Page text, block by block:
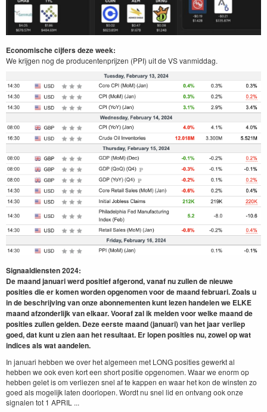
Economische cijfers deze week:
We krijgen nog de producentenprijzen (PPI) uit de VS vanmiddag.
Signaaldiensten 2024:
De maand januari werd positief afgerond, vanaf nu zullen de nieuwe
posities die er komen worden opgenomen voor de maand februari. Zoals u
in de beschrijving van onze abonnementen kunt lezen handelen we ELKE
maand afzonderlijk van elkaar. Vooraf zal ik melden voor welke maand de
posities zullen gelden. Deze eerste maand (januari) van het jaar verliep
goed, dat kunt u zien aan het resultaat. Er lopen posities nu, zowel op wat
indices als wat aandelen.
In januari hebben we over het algemeen met LONG posities gewerkt al
hebben we ook even kort een short positie opgenomen. Waar we enorm op
hebben gelet is om verliezen snel af te kappen en waar het kon de winsten zo
goed als mogelijk laten doorlopen. Wordt nu snel lid en ontvang ook onze
signalen tot 1 APRIL ...